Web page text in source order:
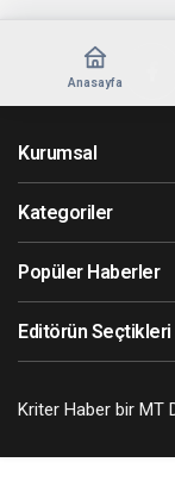
Anasayfa
Kurumsal
Kategoriler
Popüler Haberler
Editörün Seçtikleri
Kriter Haber bir MT